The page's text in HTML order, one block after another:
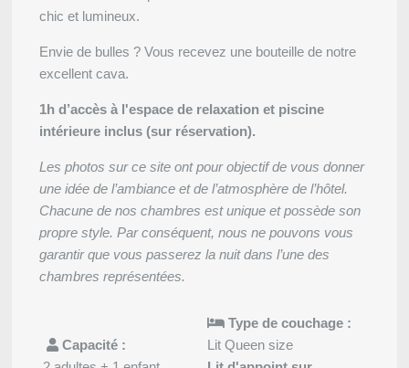
chic et lumineux.
Envie de bulles ? Vous recevez une bouteille de notre
excellent cava.
1h d’accès à l'espace de relaxation et piscine
intérieure inclus (sur réservation).
Les photos sur ce site ont pour objectif de vous donner
une idée de l’ambiance et de l’atmosphère de l’hôtel.
Chacune de nos chambres est unique et possède son
propre style. Par conséquent, nous ne pouvons vous
garantir que vous passerez la nuit dans l’une des
chambres représentées.
Capacité :
Type de couchage :
Lit Queen size
Prénom*:
Email
Téléphone*: